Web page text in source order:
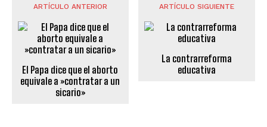
ARTÍCULO ANTERIOR
El Papa dice que el aborto
equivale a »contratar a un
sicario»
ARTÍCULO SIGUIENTE
La contrarreforma
educativa